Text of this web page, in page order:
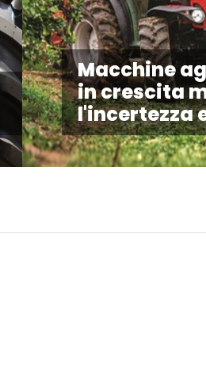
Macchine
in crescita
l'incertezza